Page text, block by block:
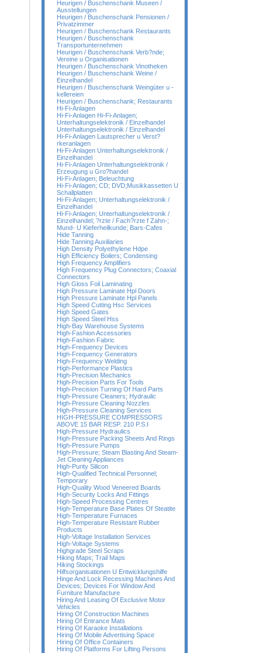
Heurigen / Buschenschank Museen /
Ausstellungen
Heurigen / Buschenschank Pensionen /
Privatzimmer
Heurigen / Buschenschank Restaurants
Heurigen / Buschenschank
Transportunternehmen
Heurigen / Buschenschank Verb?nde;
Vereine u Organisationen
Heurigen / Buschenschank Vinotheken
Heurigen / Buschenschank Weine /
Einzelhandel
Heurigen / Buschenschank Weingüter u -
kellereien
Heurigen / Buschenschank; Restaurants
Hi-Fi-Anlagen
Hi-Fi-Anlagen Hi-Fi-Anlagen;
Unterhaltungselektronik / Einzelhandel
Unterhaltungselektronik / Einzelhandel
Hi-Fi-Anlagen Lautsprecher u Verst?
rkeranlagen
Hi-Fi-Anlagen Unterhaltungselektronik /
Einzelhandel
Hi-Fi-Anlagen Unterhaltungselektronik /
Erzeugung u Gro?handel
Hi-Fi-Anlagen; Beleuchtung
Hi-Fi-Anlagen; CD; DVD;Musikkassetten U
Schallplatten
Hi-Fi-Anlagen; Unterhaltungselektronik /
Einzelhandel
Hi-Fi-Anlagen; Unterhaltungselektronik /
Einzelhandel; ?rzte / Fach?rzte f Zahn-;
Mund- U Kieferheilkunde; Bars-Cafes
Hide Tanning
Hide Tanning Auxiliaries
High Density Polyethylene Hdpe
High Efficiency Boilers; Condensing
High Frequency Amplifiers
High Frequency Plug Connectors; Coaxial
Connectors
High Gloss Foil Laminating
High Pressure Laminate Hpl Doors
High Pressure Laminate Hpl Panels
High Speed Cutting Hsc Services
High Speed Gates
High Speed Steel Hss
High-Bay Warehouse Systems
High-Fashion Accessories
High-Fashion Fabric
High-Frequency Devices
High-Frequency Generators
High-Frequency Welding
High-Performance Plastics
High-Precision Mechanics
High-Precision Parts For Tools
High-Precision Turning Of Hard Parts
High-Pressure Cleaners; Hydraulic
High-Pressure Cleaning Nozzles
High-Pressure Cleaning Services
HIGH-PRESSURE COMPRESSORS
ABOVE 15 BAR RESP. 210 P.S.I
High-Pressure Hydraulics
High-Pressure Packing Sheets And Rings
High-Pressure Pumps
High-Pressure; Steam Blasting And Steam-
Jet Cleaning Appliances
High-Purity Silicon
High-Qualified Technical Personnel;
Temporary
High-Quality Wood Veneered Boards
High-Security Locks And Fittings
High-Speed Processing Centres
High-Temperature Base Plates Of Steatite
High-Temperature Furnaces
High-Temperature Resistant Rubber
Products
High-Voltage Installation Services
High-Voltage Systems
Highgrade Steel Scraps
Hiking Maps; Trail Maps
Hiking Stockings
Hilfsorganisationen U Entwicklungshilfe
Hinge And Lock Recessing Machines And
Devices; Devices For Window And
Furniture Manufacture
Hiring And Leasing Of Exclusive Motor
Vehicles
Hiring Of Construction Machines
Hiring Of Entrance Mats
Hiring Of Karaoke Installations
Hiring Of Mobile Advertising Space
Hiring Of Office Containers
Hiring Of Platforms For Lifting Persons